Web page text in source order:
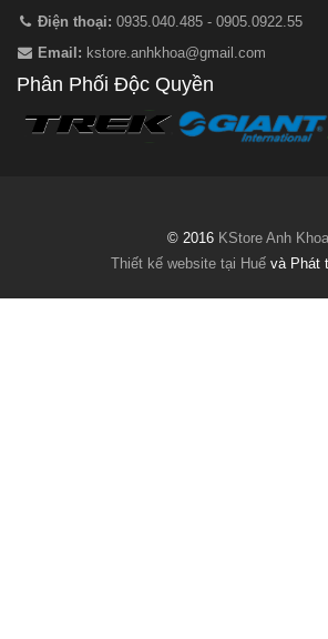
Điện thoại: 0935.040.485 - 0905.0922.55
Email: kstore.anhkhoa@gmail.com
Phân Phối Độc Quyền
© 2016 KStore Anh Khoa
Thiết kế website tại Huế và Phát